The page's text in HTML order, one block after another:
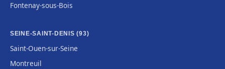
Fontenay-sous-Bois
SEINE-SAINT-DENIS (93)
Saint-Ouen-sur-Seine
Montreuil